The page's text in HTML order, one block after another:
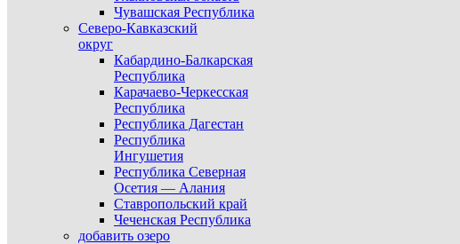
Чувашская Республика
Северо-Кавказский
округ
Кабардино-Балкарская
Республика
Карачаево-Черкесская
Республика
Республика Дагестан
Республика
Ингушетия
Республика Северная
Осетия — Алания
Ставропольский край
Чеченская Республика
добавить озеро